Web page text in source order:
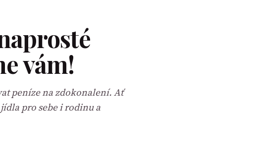
vám!
peníze na zdokonalení. Ať
pro sebe i rodinu a